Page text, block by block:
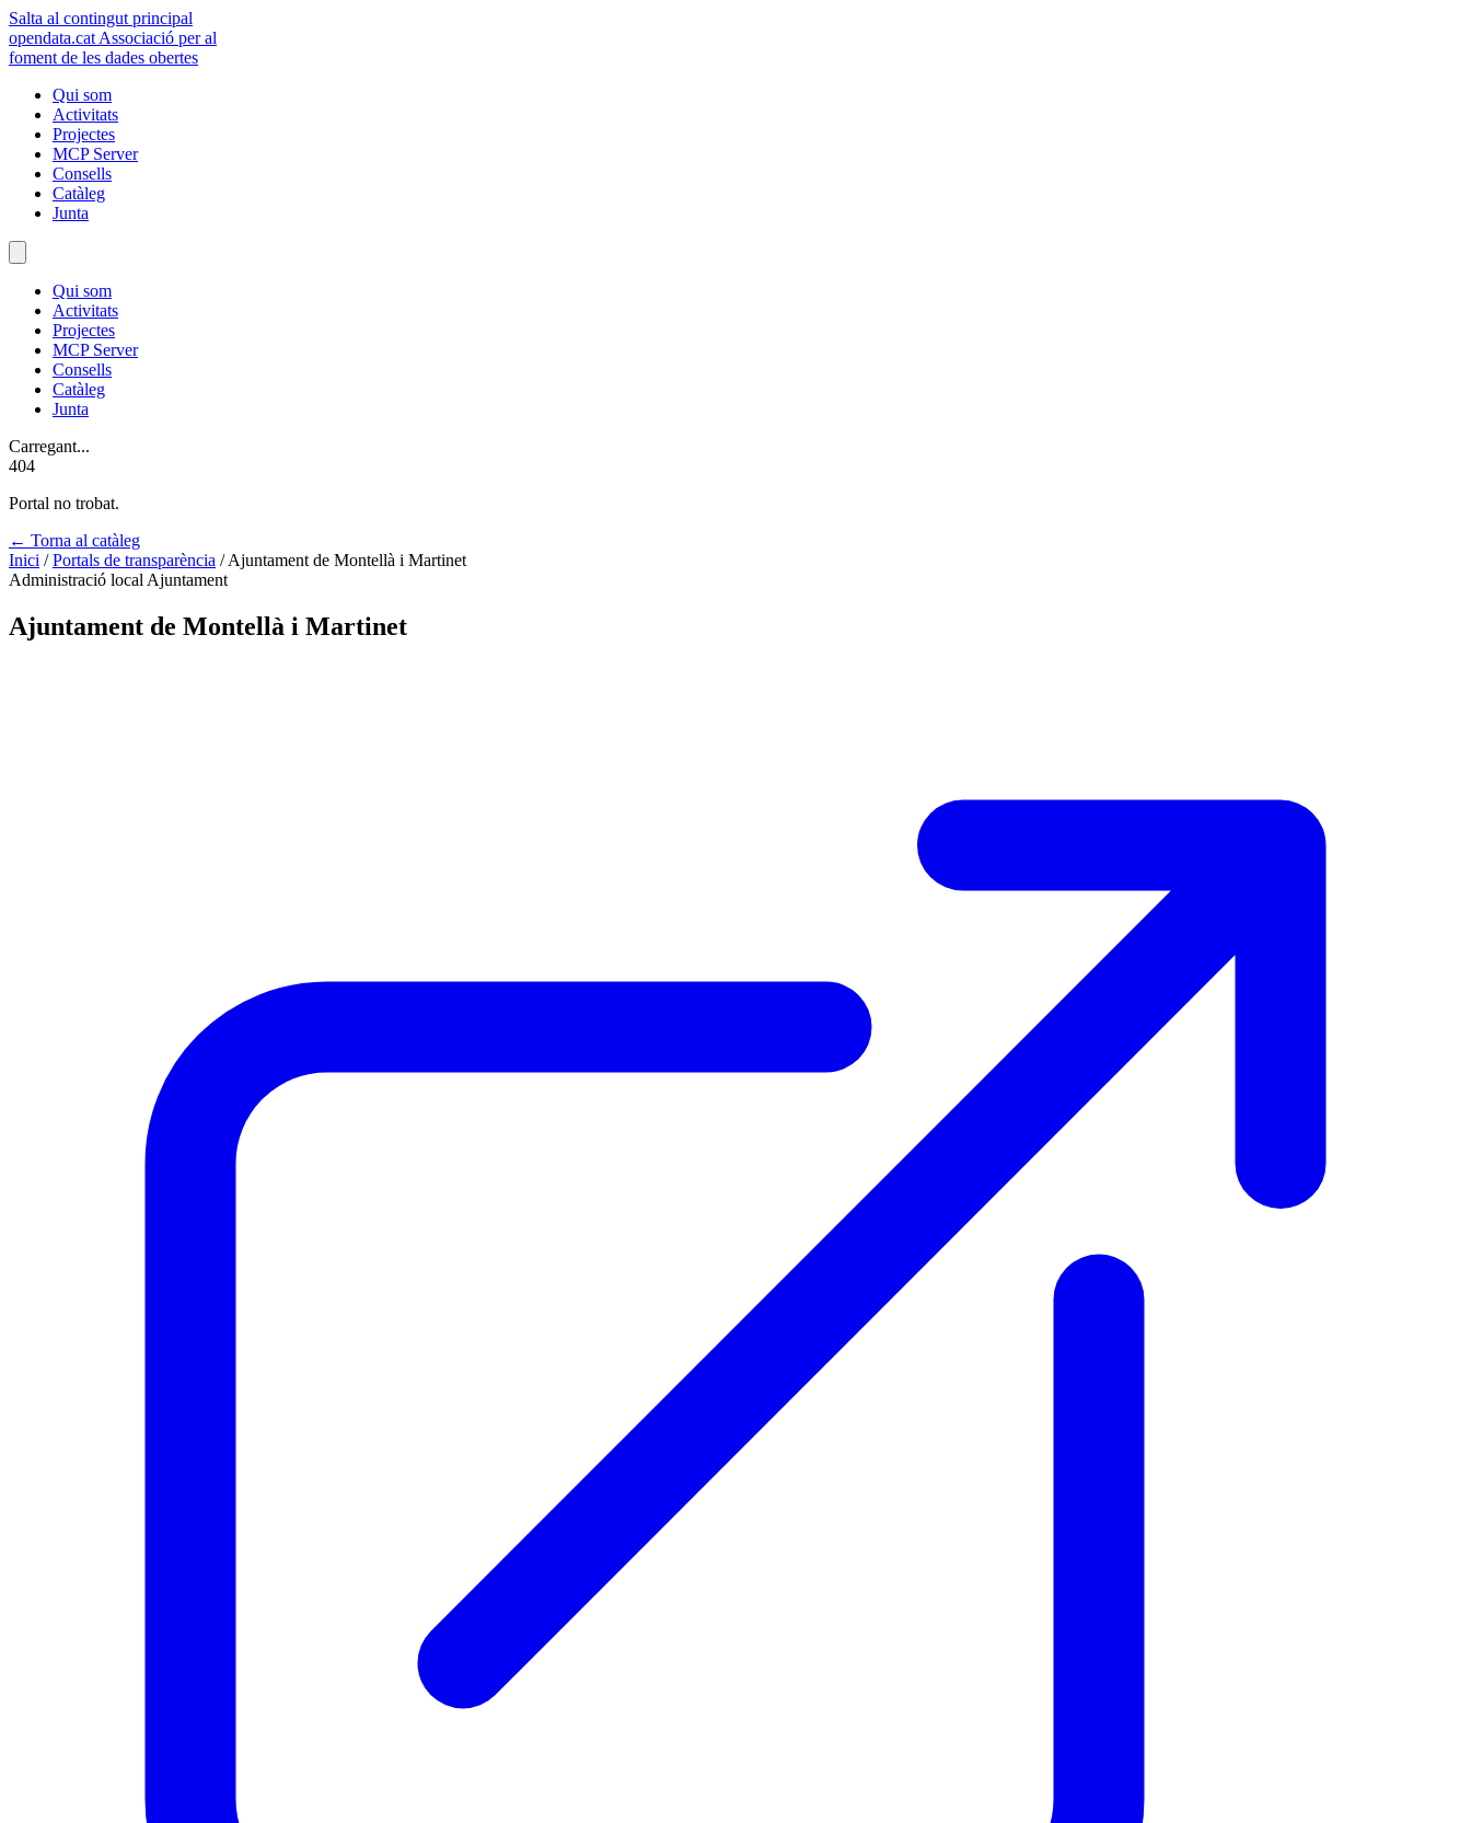
Salta al contingut principal
opendata.cat Associació per al
foment de les dades obertes
Qui som
Activitats
Projectes
MCP Server
Consells
Catàleg
Junta
Qui som
Activitats
Projectes
MCP Server
Consells
Catàleg
Junta
Carregant...
404
Portal no trobat.
← Torna al catàleg
Inici / Portals de transparència / Ajuntament de Montellà i Martinet
Administració local Ajuntament
Ajuntament de Montellà i Martinet